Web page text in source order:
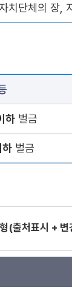
치단체의 장,
하 벌금
하 벌금
(출처표시 +